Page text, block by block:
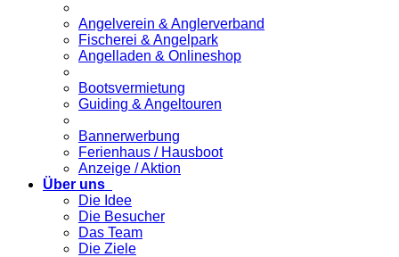
Angelverein & Anglerverband
Fischerei & Angelpark
Angelladen & Onlineshop
Bootsvermietung
Guiding & Angeltouren
Bannerwerbung
Ferienhaus / Hausboot
Anzeige / Aktion
Über uns
Die Idee
Die Besucher
Das Team
Die Ziele